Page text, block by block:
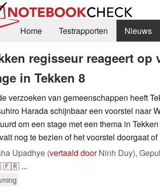
Home
Testrapporten Nieuws
regisseur reageert op
in Tekken 8
verzoeken van gemeenschappen heeft
Harada schijnbaar een voorstel naar
om een stage met een thema in
nog te bezien of het voorstel doorgaat of
Upadhye (vertaald doorNinh Duy),
🇫🇷 ...